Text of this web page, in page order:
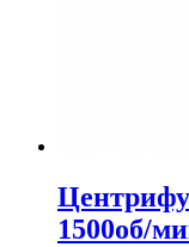
1500об/